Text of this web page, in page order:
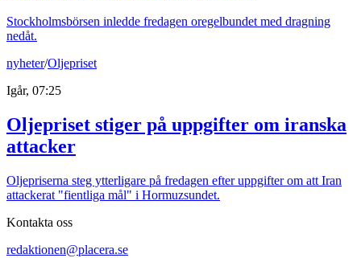
Stockholmsbörsen inledde fredagen oregelbundet med dragning
nedåt.
nyheter/Oljepriset
Igår, 07:25
Oljepriset stiger på uppgifter om iranska
attacker
Oljepriserna steg ytterligare på fredagen efter uppgifter om att Iran
attackerat "fientliga mål" i Hormuzsundet.
Kontakta oss
redaktionen@placera.se